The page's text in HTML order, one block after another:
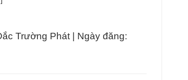
Trường Phát | Ngày đăng: